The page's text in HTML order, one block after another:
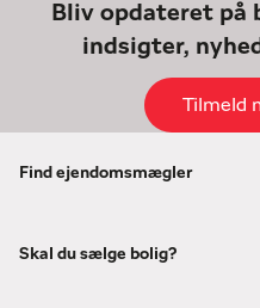
Bliv opdateret på
indsigter,
Tilmeld
Find ejendomsmægler
Skal du sælge bolig?